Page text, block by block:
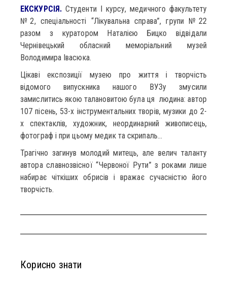
ЕКСКУРСІЯ. Студенти І курсу, медичного факультету
№2, спеціальності “Лікувальна справа”, групи №22
разом з куратором Наталією Бицко відвідали
Чернівецький обласний меморіальний музей
Володимира Івасюка.
Цікаві експозиції музею про життя і творчість
відомого випускника нашого ВУЗу змусили
замислитись якою талановитою була ця людина: автор
107 пісень, 53-х інструментальних творів, музики до 2-
х спектаклів, художник, неординарний живописець,
фотограф і при цьому медик та скрипаль…
Трагічно загинув молодий митець, але велич таланту
автора славнозвісної “Червоної Рути” з роками лише
набирає чіткіших обрисів і вражає сучасністю його
творчість.
Корисно знати